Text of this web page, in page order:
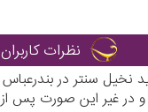
نظرات کاربران
سنتر در
در غیر این صورت پس